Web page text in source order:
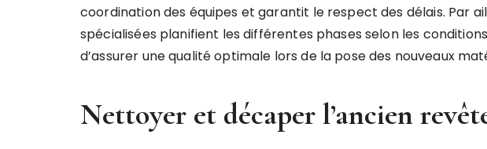
coordination des équipes et garantit le respect des délais. Par
spécialisées planifient les différentes phases selon les
d’assurer une qualité optimale lors de la pose des nouveaux
Nettoyer et décaper l’ancien